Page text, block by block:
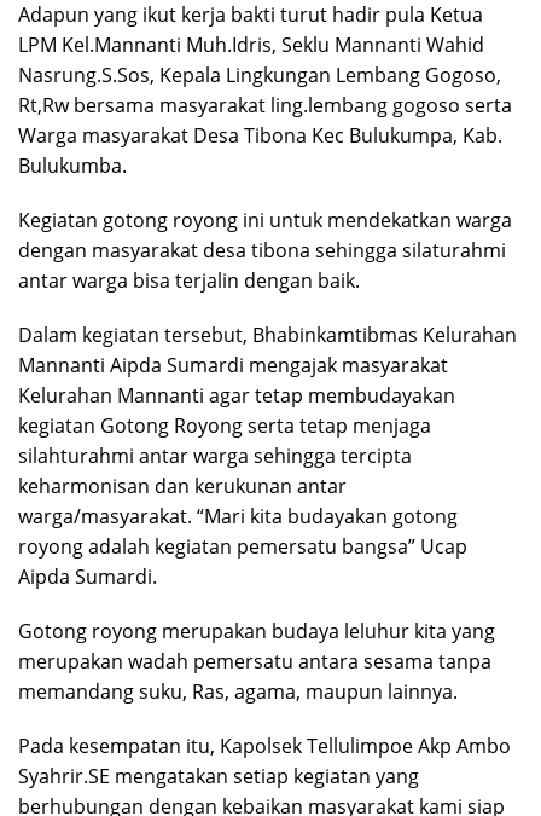
Adapun yang ikut kerja bakti turut hadir pula Ketua
LPM Kel.Mannanti Muh.Idris, Seklu Mannanti Wahid
Nasrung.S.Sos, Kepala Lingkungan Lembang Gogoso,
Rt,Rw bersama masyarakat ling.lembang gogoso serta
Warga masyarakat Desa Tibona Kec Bulukumpa, Kab.
Bulukumba.
Kegiatan gotong royong ini untuk mendekatkan warga
dengan masyarakat desa tibona sehingga silaturahmi
antar warga bisa terjalin dengan baik.
Dalam kegiatan tersebut, Bhabinkamtibmas Kelurahan
Mannanti Aipda Sumardi mengajak masyarakat
Kelurahan Mannanti agar tetap membudayakan
kegiatan Gotong Royong serta tetap menjaga
silahturahmi antar warga sehingga tercipta
keharmonisan dan kerukunan antar
warga/masyarakat. “Mari kita budayakan gotong
royong adalah kegiatan pemersatu bangsa” Ucap
Aipda Sumardi.
Gotong royong merupakan budaya leluhur kita yang
merupakan wadah pemersatu antara sesama tanpa
memandang suku, Ras, agama, maupun lainnya.
Pada kesempatan itu, Kapolsek Tellulimpoe Akp Ambo
Syahrir.SE mengatakan setiap kegiatan yang
berhubungan dengan kebaikan masyarakat kami siap